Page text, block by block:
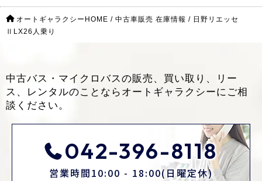
オートギャラクシーHOME / 中古車販売 在庫情報 / 日野リエッセ
ⅡLX26人乗り
中古バス・マイクロバスの販売、買い取り、リー
ス、レンタルのことなら オートギャラクシーにご相
談ください。
042-396-8118
営業時間10:00 - 18:00(日曜定休)